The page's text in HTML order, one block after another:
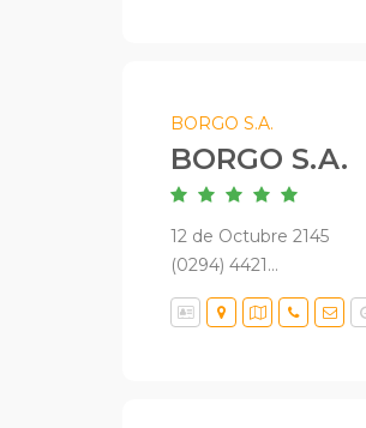
BORGO S.A.
BORGO S.A.
12 de Octubre 2145
(0294) 4421...